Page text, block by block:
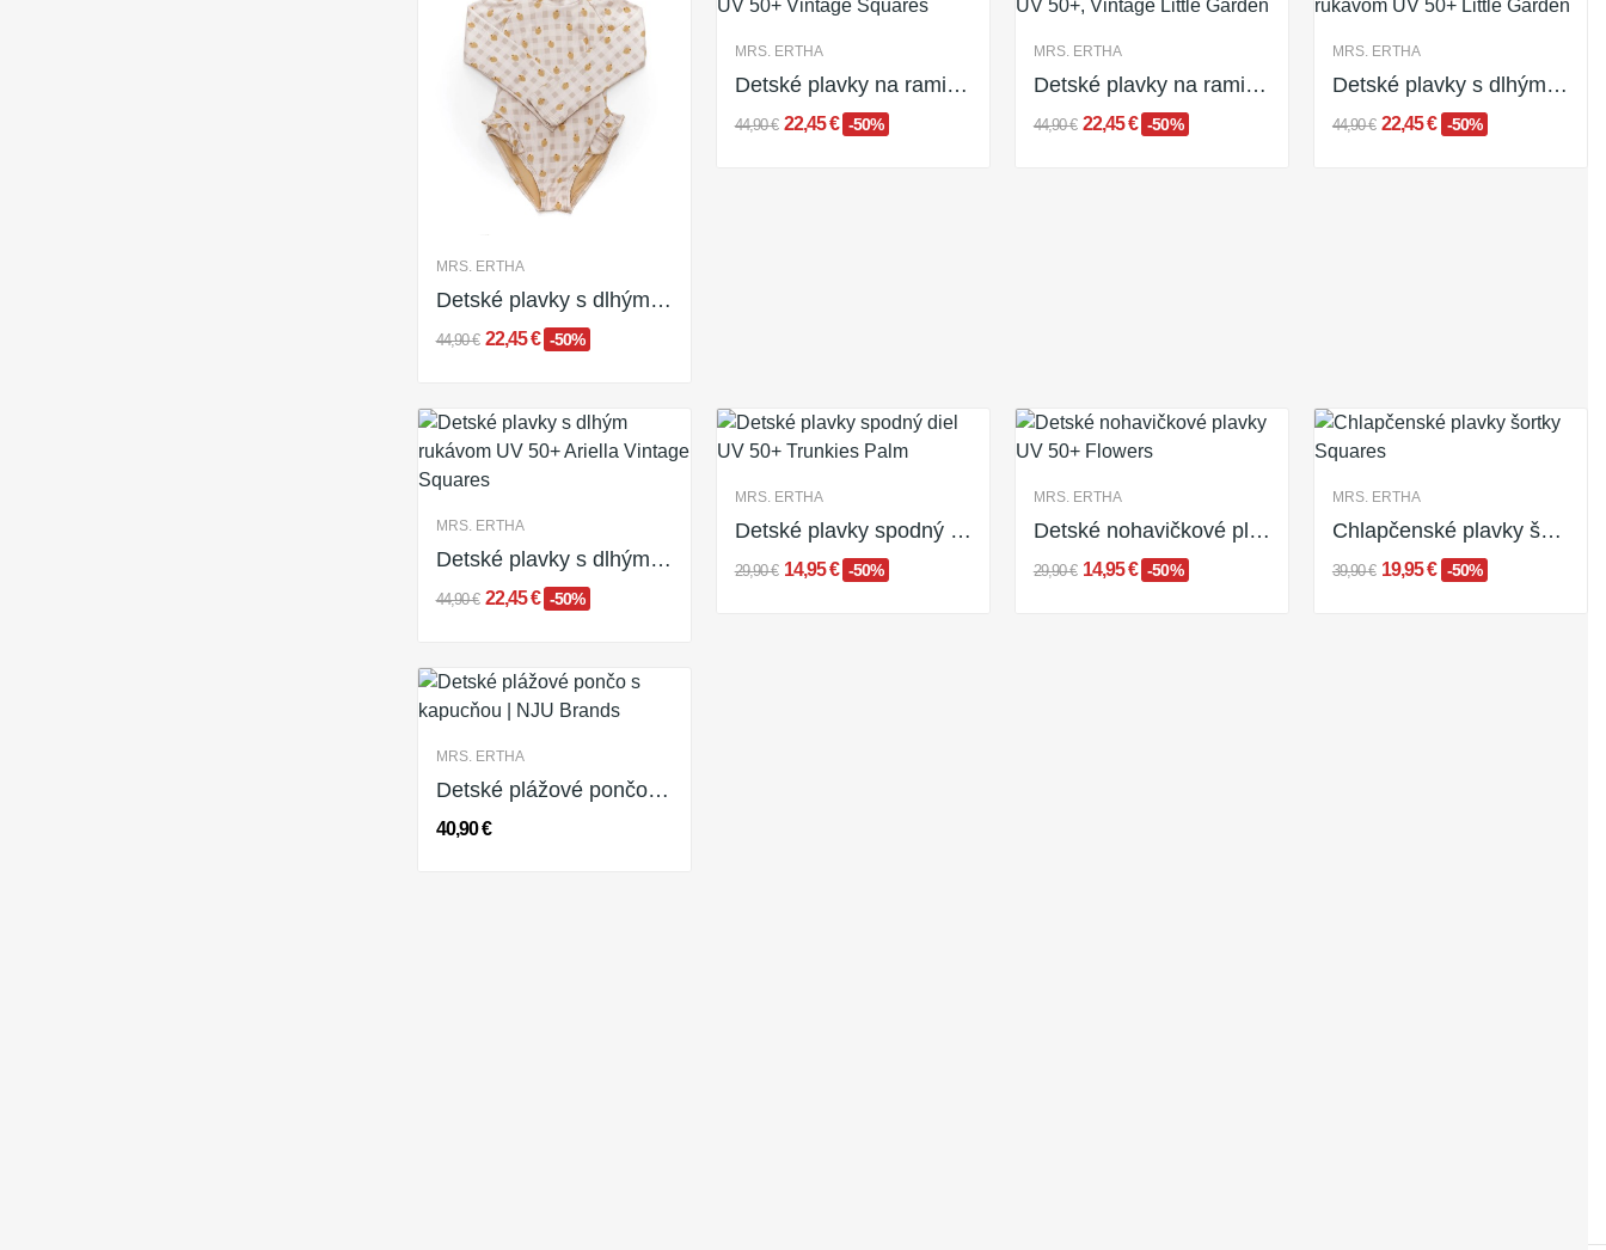
MRS. ERTHA
Detské plavky s dlhým rukávom UV 50+ Cute...
44,90 € 22,45 € -50%
MRS. ERTHA
Detské plavky na ramienka UV 50+ Vintage Squares
44,90 € 22,45 € -50%
MRS. ERTHA
Detské plavky na ramienka UV 50+, Vintage...
44,90 € 22,45 € -50%
MRS. ERTHA
Detské plavky s dlhým rukávom UV 50+ Little Garden
44,90 € 22,45 € -50%
MRS. ERTHA
Detské plavky s dlhým rukávom UV 50+ Ariella...
44,90 € 22,45 € -50%
MRS. ERTHA
Detské plavky spodný diel UV 50+ Trunkies Palm
29,90 € 14,95 € -50%
MRS. ERTHA
Detské nohavičkové plavky UV 50+ Flowers
29,90 € 14,95 € -50%
MRS. ERTHA
Chlapčenské plavky šortky Squares
39,90 € 19,95 € -50%
MRS. ERTHA
Detské plážové pončo s kapucňou - rôzne vzory
40,90 €